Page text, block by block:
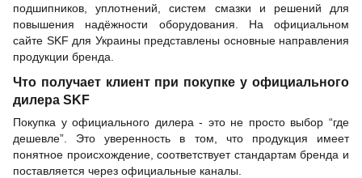
подшипников, уплотнений, систем смазки и решений для
повышения надёжности оборудования. На официальном
сайте SKF для Украины представлены основные направления
продукции бренда.
Что получает клиент при покупке у официального
дилера SKF
Покупка у официального дилера - это не просто выбор “где
дешевле”. Это уверенность в том, что продукция имеет
понятное происхождение, соответствует стандартам бренда и
поставляется через официальные каналы.